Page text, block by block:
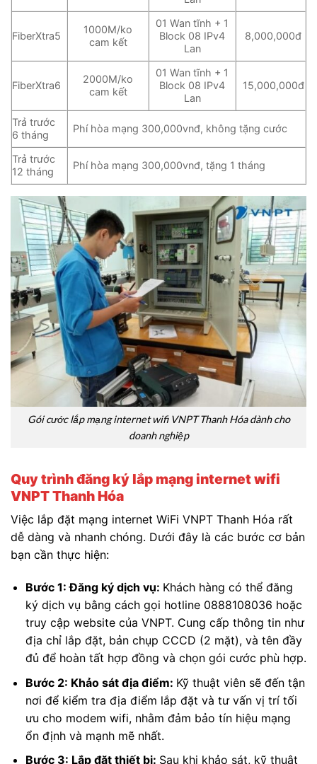
FiberXtra5
1000M/ko
cam kết
01 Wan tĩnh + 1
Block 08 IPv4
Lan
8,000,000đ
FiberXtra6
2000M/ko
cam kết
01 Wan tĩnh + 1
Block 08 IPv4
Lan
15,000,000đ
Trả trước
6 tháng
Phí hòa mạng 300,000vnđ, không tặng cước
Trả trước
12 tháng
Phí hòa mạng 300,000vnđ, tặng 1 tháng
Gói cước lắp mạng internet wifi VNPT Thanh Hóa dành cho
doanh nghiệp
Quy trình đăng ký lắp mạng internet wifi
VNPT Thanh Hóa
Việc lắp đặt mạng internet WiFi VNPT Thanh Hóa rất
dễ dàng và nhanh chóng. Dưới đây là các bước cơ bản
bạn cần thực hiện:
Bước 1: Đăng ký dịch vụ: Khách hàng có thể đăng
ký dịch vụ bằng cách gọi hotline 0888108036 hoặc
truy cập website của VNPT. Cung cấp thông tin như
địa chỉ lắp đặt, bản chụp CCCD (2 mặt), và tên đầy
đủ để hoàn tất hợp đồng và chọn gói cước phù hợp.
Bước 2: Khảo sát địa điểm: Kỹ thuật viên sẽ đến tận
nơi để kiểm tra địa điểm lắp đặt và tư vấn vị trí tối
ưu cho modem wifi, nhằm đảm bảo tín hiệu mạng
ổn định và mạnh mẽ nhất.
Bước 3: Lắp đặt thiết bị: Sau khi khảo sát, kỹ thuật